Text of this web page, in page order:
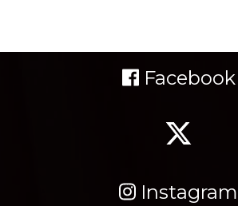
Facebook
Instagram